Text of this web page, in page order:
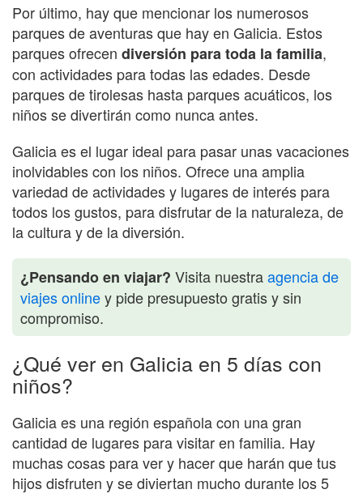
Por último, hay que mencionar los numerosos
parques de aventuras que hay en Galicia. Estos
parques ofrecen diversión para toda la familia,
con actividades para todas las edades. Desde
parques de tirolesas hasta parques acuáticos, los
niños se divertirán como nunca antes.
Galicia es el lugar ideal para pasar unas vacaciones
inolvidables con los niños. Ofrece una amplia
variedad de actividades y lugares de interés para
todos los gustos, para disfrutar de la naturaleza, de
la cultura y de la diversión.
¿Pensando en viajar? Visita nuestraagencia de
viajes onliney pide presupuesto gratis y sin
compromiso.
¿Qué ver en Galicia en 5 días con
niños?
Galicia es una región española con una gran
cantidad de lugares para visitar en familia. Hay
muchas cosas para ver y hacer que harán que tus
hijos disfruten y se diviertan mucho durante los 5